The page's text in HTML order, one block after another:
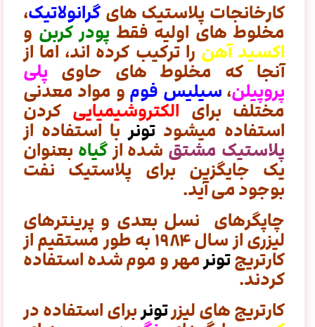
کارخانجات پلاستیک های گرانولاتیک،
مخلوط های اولیه فقط پودر کربنو
اکسید آهنرا ترکیب کرده اند، اما از
آنجا که مخلوط های حاوی پلی
پروپیلن، سیلیس فومو مواد معدنی
مختلف برای الکتروشیمیاییکردن
استفاده میشود تونربا استفاده از
پلاستیک مشتقشده ازگیاهب عنوان
یک جایگزین برای پلاستیک نفت
بوجود می آید.
چاپگرهای نسل بعدی و پرینترهای
لیزری از سال ۱۹۸۴ به طور مستقیم از
کارتریجتونرمهر و موم شده استفاده
کردند.
کارتریج های لیزرتونربرای استفاده در